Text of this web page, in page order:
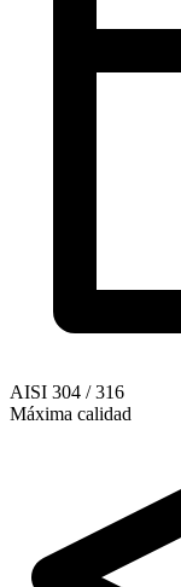
AISI 304 / 316
Máxima calidad